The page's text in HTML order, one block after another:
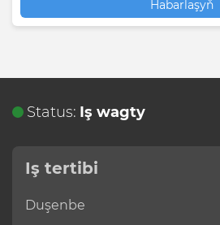
Habarlaşyň
Status: Iş wagty
Iş tertibi
Duşenbe